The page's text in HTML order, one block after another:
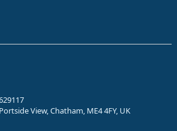
View, Chatham, ME4 4FY, UK